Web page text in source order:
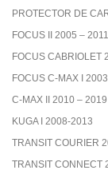
PROTECTOR DE
FOCUS II 2005 –
FOCUS CABRIOLET
FOCUS C-MAX I
C-MAX II 2010 – 2019
KUGA I 2008-2013
TRANSIT COURIER
TRANSIT CONNECT